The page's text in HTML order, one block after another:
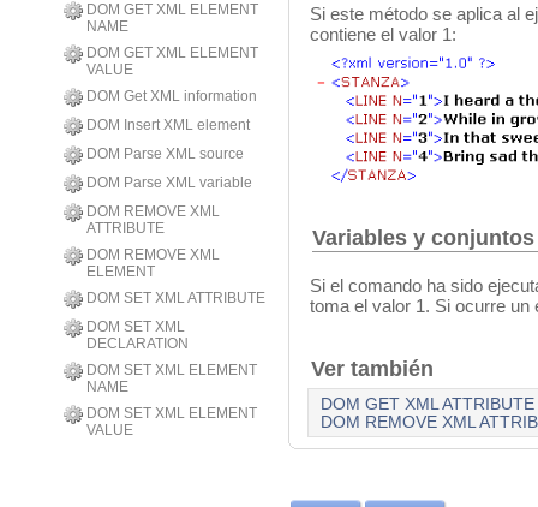
DOM GET XML ELEMENT
NAME
DOM GET XML ELEMENT
VALUE
DOM Get XML information
DOM Insert XML element
DOM Parse XML source
DOM Parse XML variable
DOM REMOVE XML
ATTRIBUTE
DOM REMOVE XML
ELEMENT
DOM SET XML ATTRIBUTE
DOM SET XML
DECLARATION
DOM SET XML ELEMENT
NAME
DOM SET XML ELEMENT
VALUE
Si este método se aplica al
contiene el valor 1:
Variables y
Si el comando ha sido
toma el valor 1. Si ocurre un
Ver también
DOM GET XML
DOM REMOVE XML